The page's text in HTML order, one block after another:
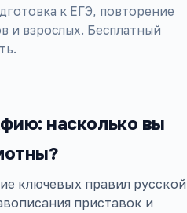
к ЕГЭ, повторение
и взрослых. Бесплатный
насколько вы
ключевых правил русской
приставок и